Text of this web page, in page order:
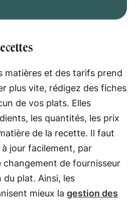
matières et des tarifs prend
plus vite, rédigez des fiches
de vos plats. Elles
les quantités, les prix
de la recette. Il faut
jour facilement, par
changement de fournisseur
plat. Ainsi, les
mieux la gestion des